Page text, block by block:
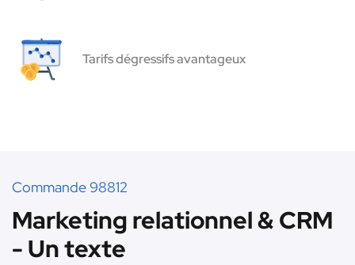
Tarifs dégressifs avantageux
Commande 98812
Marketing relationnel & CRM
- Un texte